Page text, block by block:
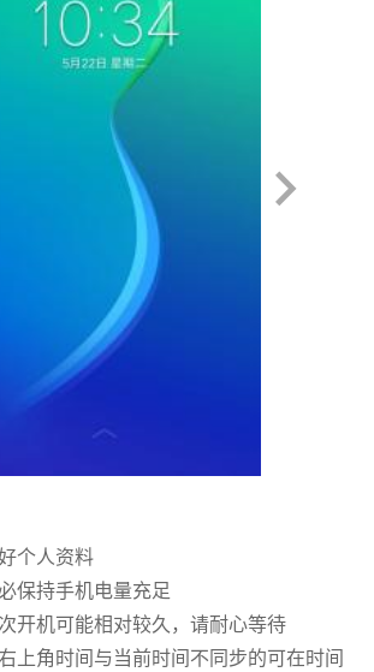
个人资料
保持手机电量充足
开机可能相对较久，请耐心等待
上角时间与当前时间不同步的可在时间